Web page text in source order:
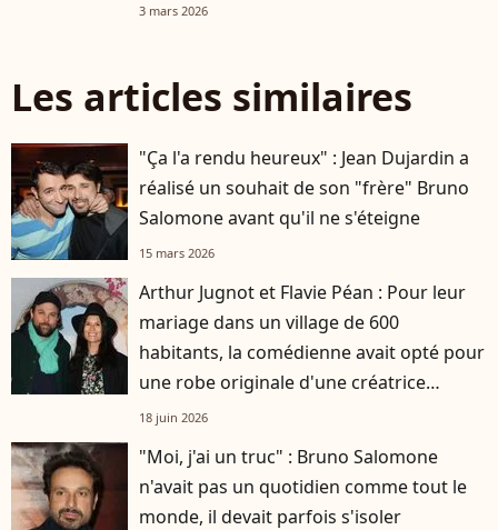
3 mars 2026
Les articles similaires
"Ça l'a rendu heureux" : Jean Dujardin a
réalisé un souhait de son "frère" Bruno
Salomone avant qu'il ne s'éteigne
15 mars 2026
Arthur Jugnot et Flavie Péan : Pour leur
mariage dans un village de 600
habitants, la comédienne avait opté pour
une robe originale d'une créatrice
française
18 juin 2026
"Moi, j'ai un truc" : Bruno Salomone
n'avait pas un quotidien comme tout le
monde, il devait parfois s'isoler